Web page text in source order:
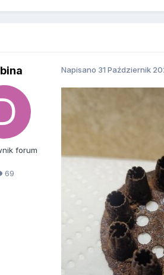
forum
69
Napisano 31 Październik